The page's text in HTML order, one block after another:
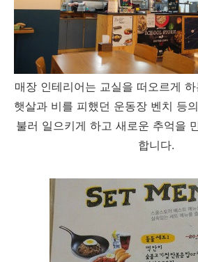
매장 인테리어는 교실을 떠오르게
햇살과 비를 피했던 운동장 벤치 등
불러 일으키게 하고 새로운 추억을
합니다.